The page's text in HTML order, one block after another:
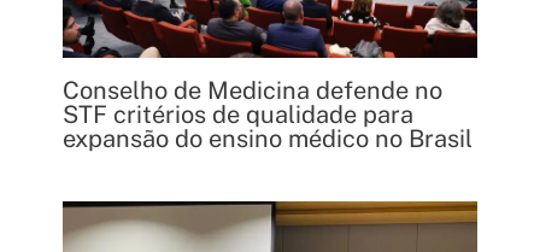
Conselho de Medicina defende no
STF critérios de qualidade para
expansão do ensino médico no Brasil